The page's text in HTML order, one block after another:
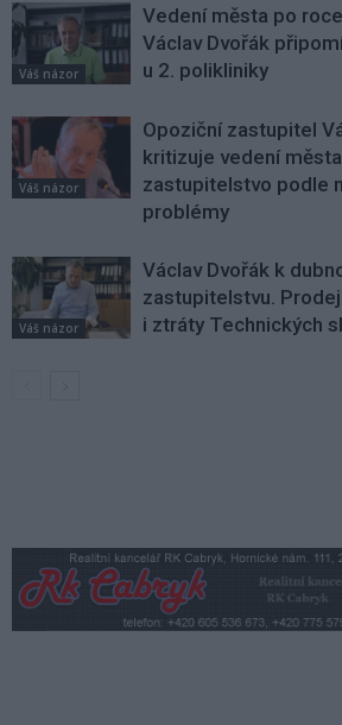
Váš názor
Vedení města po
Václav Dvořák
u 2. polikliniky
Váš názor
Opoziční zastupitel
kritizuje vedení
zastupitelstvo podle
problémy
Váš názor
Václav Dvořák k
zastupitelstvu.
i ztráty Technických